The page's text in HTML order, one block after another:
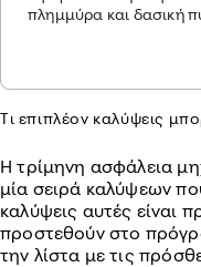
πλημμύρα και δασική
Τι επιπλέον καλύψεις
Η τρίμηνη ασφάλεια
μία σειρά καλύψεων
καλύψεις αυτές είναι
προστεθούν στο
την λίστα με τις